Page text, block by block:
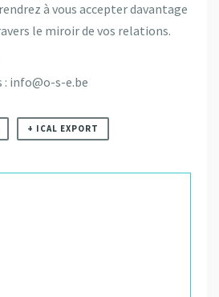
à vous accepter davantage
le miroir de vos relations.
info@o-s-e.be
+ ICAL EXPORT